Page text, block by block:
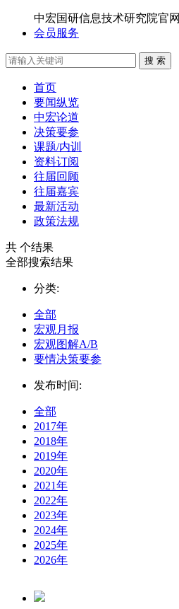
中宏国研信息技术研究院官网
会员服务
搜 索
首页
要闻纵览
中宏论道
决策要参
课题/内训
资料订阅
往届回顾
往届嘉宾
最新活动
政策法规
共 个结果
全部搜索结果
分类:
全部
宏观月报
宏观图解A/B
要情决策要参
发布时间:
全部
2017年
2018年
2019年
2020年
2021年
2022年
2023年
2024年
2025年
2026年